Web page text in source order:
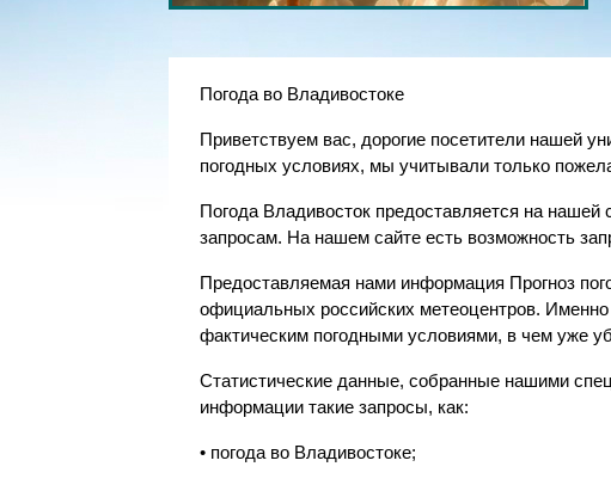
Погода во Владивостоке
Приветствуем вас, дорогие посетители нашей
погодных условиях, мы учитывали только
Погода Владивосток предоставляется на
запросам. На нашем сайте есть возможность
Предоставляемая нами информация Прогноз
официальных российских метеоцентров.
фактическим погодными условиями, в чем уже
Статистические данные, собранные нашими
информации такие запросы, как:
• погода во Владивостоке;